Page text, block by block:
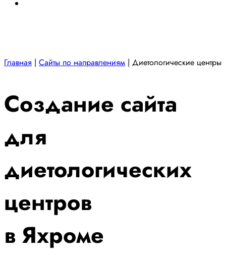
Главная | Сайты по направлениям | Диетологические центры
Создание сайта
для
диетологических
центров
в Яхроме